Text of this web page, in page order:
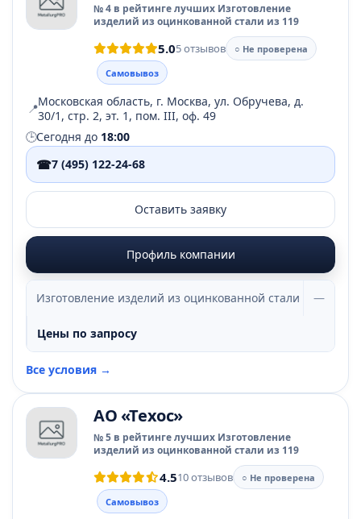
№ 4 в рейтинге лучших Изготовление
изделий из оцинкованной стали из 119
5.05 отзывов
○ Не проверена
Самовывоз
📍Московская область, г. Москва, ул. Обручева, д.
30/1, стр. 2, эт. 1, пом. III, оф. 49
🕒Сегодня до 18:00
☎7 (495) 122-24-68
Оставить заявку
Профиль компании
Изготовление изделий из оцинкованной стали —
Цены по запросу
Все условия →
АО «Техос»
№ 5 в рейтинге лучших Изготовление
изделий из оцинкованной стали из 119
4.510 отзывов
○ Не проверена
Самовывоз